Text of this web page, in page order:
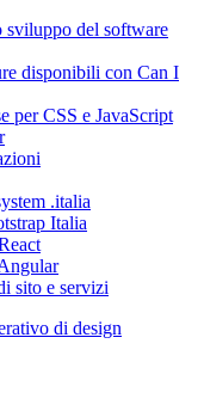
sviluppo del software
disponibili con Can I
per CSS e JavaScript
.italia
Italia
sito e servizi
di design